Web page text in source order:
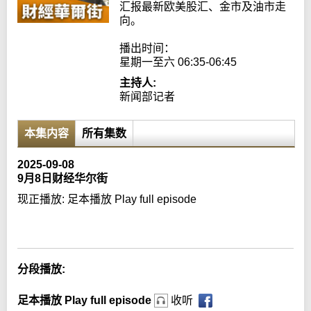
汇报最新欧美股汇、金市及油市走
向。
播出时间：
星期一至六 06:35-06:45
主持人:
新闻部记者
本集内容 所有集数
2025-09-08
9月8日财经华尔街
现正播放: 足本播放 Play full episode
分段播放:
足本播放 Play full episode 收听